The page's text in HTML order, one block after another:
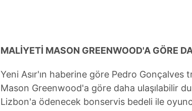
MALİYETİ MASON GREENWOOD'A GÖRE
Yeni Asır'ın haberine göre Pedro Gonçalves
Mason Greenwood'a göre daha ulaşılabilir
Lizbon'a ödenecek bonservis bedeli ile